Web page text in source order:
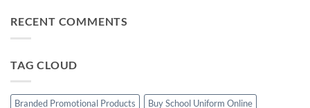
RECENT COMMENTS
TAG CLOUD
Branded Promotional Products
Buy School Uniform Online